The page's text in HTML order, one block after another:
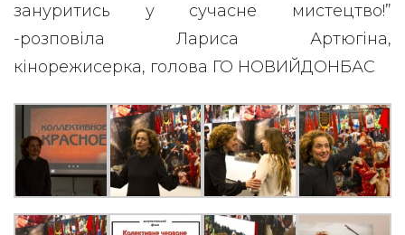
зануритись у сучасне мистецтво!”
-розповіла Лариса Артюгіна,
кінорежисерка, голова ГО НОВИЙДОНБАС